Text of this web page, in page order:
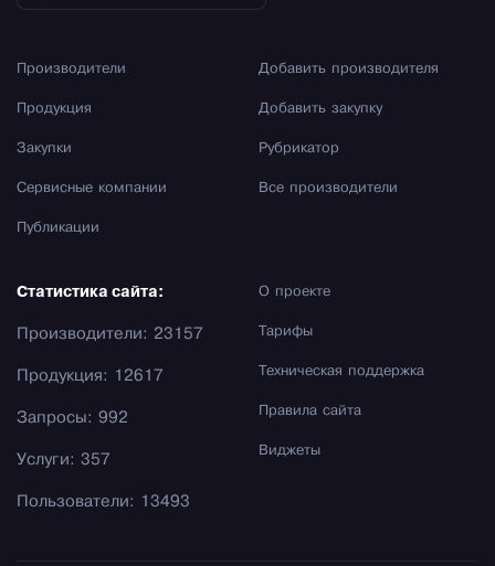
Производители
Продукция
Закупки
Сервисные компании
Публикации
Добавить производителя
Добавить закупку
Рубрикатор
Все производители
О проекте
Тарифы
Техническая поддержка
Правила сайта
Виджеты
Статистика сайта:
Производители: 23157
Продукция: 12617
Запросы: 992
Услуги: 357
Пользователи: 13493